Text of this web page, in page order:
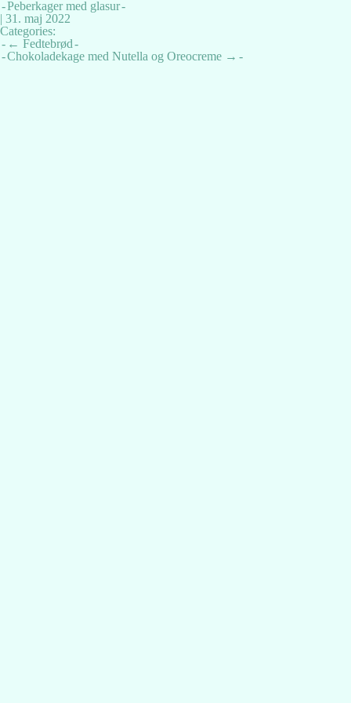
Peberkager med glasur
| 31. maj 2022
Categories:
Indlægsnavigation
← Fedtebrød
Chokoladekage med Nutella og Oreocreme →